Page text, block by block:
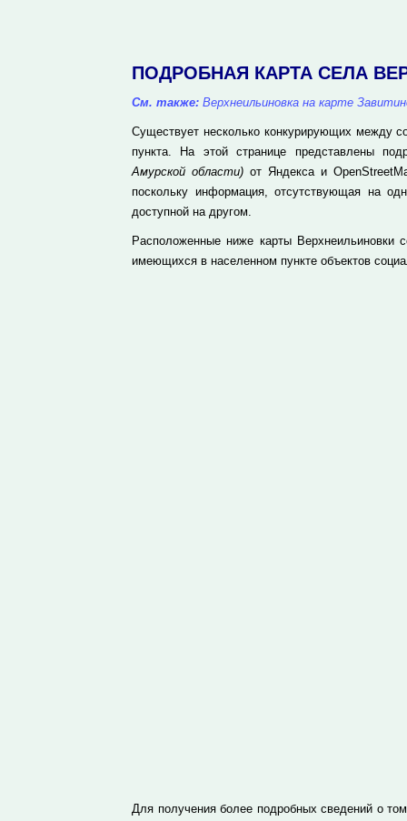
ПОДРОБНАЯ КАРТА СЕЛА
См. также: Верхнеильиновка на карте
Существует несколько конкурирующих между
пункта. На этой странице представлены
Амурской области)от Яндекса и
поскольку информация, отсутствующая на
доступной на другом.
Расположенные ниже карты Верхнеильиновки
имеющихся в населенном пункте объектов
Для получения более подробных сведений о